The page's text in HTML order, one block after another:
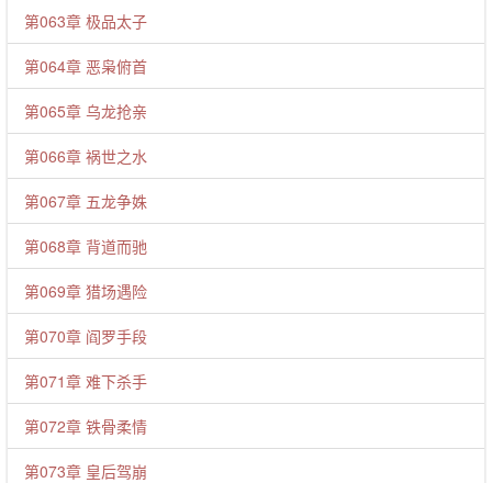
第063章 极品太子
第064章 恶枭俯首
第065章 乌龙抢亲
第066章 祸世之水
第067章 五龙争姝
第068章 背道而驰
第069章 猎场遇险
第070章 阎罗手段
第071章 难下杀手
第072章 铁骨柔情
第073章 皇后驾崩